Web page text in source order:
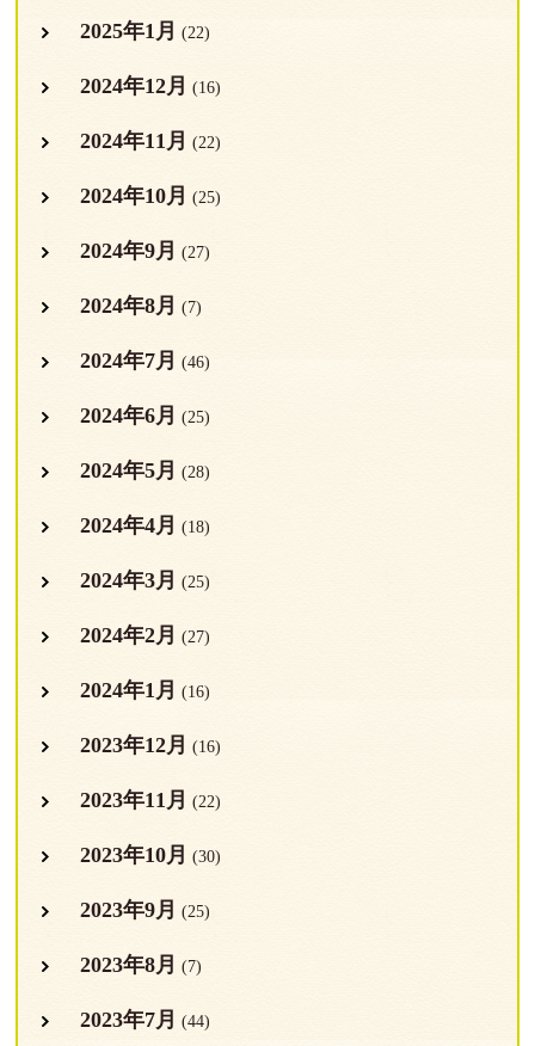
2025年1月 (22)
2024年12月 (16)
2024年11月 (22)
2024年10月 (25)
2024年9月 (27)
2024年8月 (7)
2024年7月 (46)
2024年6月 (25)
2024年5月 (28)
2024年4月 (18)
2024年3月 (25)
2024年2月 (27)
2024年1月 (16)
2023年12月 (16)
2023年11月 (22)
2023年10月 (30)
2023年9月 (25)
2023年8月 (7)
2023年7月 (44)